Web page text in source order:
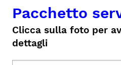
Pacchetto
Clicca sulla foto per
dettagli